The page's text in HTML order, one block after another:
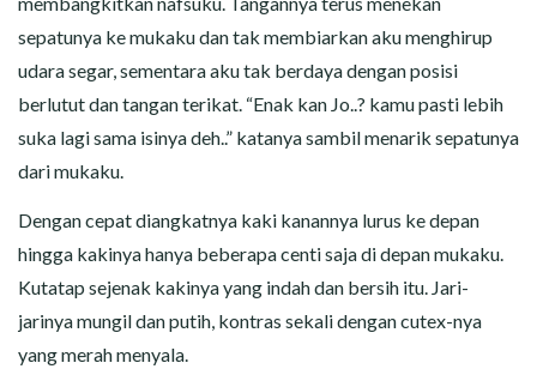
sepatunya ke mukaku dan tak membiarkan aku menghirup
udara segar, sementara aku tak berdaya dengan posisi
berlutut dan tangan terikat. “Enak kan Jo..? kamu pasti lebih
suka lagi sama isinya deh..” katanya sambil menarik sepatunya
dari mukaku.
Dengan cepat diangkatnya kaki kanannya lurus ke depan
hingga kakinya hanya beberapa centi saja di depan mukaku.
Kutatap sejenak kakinya yang indah dan bersih itu. Jari-
jarinya mungil dan putih, kontras sekali dengan cutex-nya
yang merah menyala.